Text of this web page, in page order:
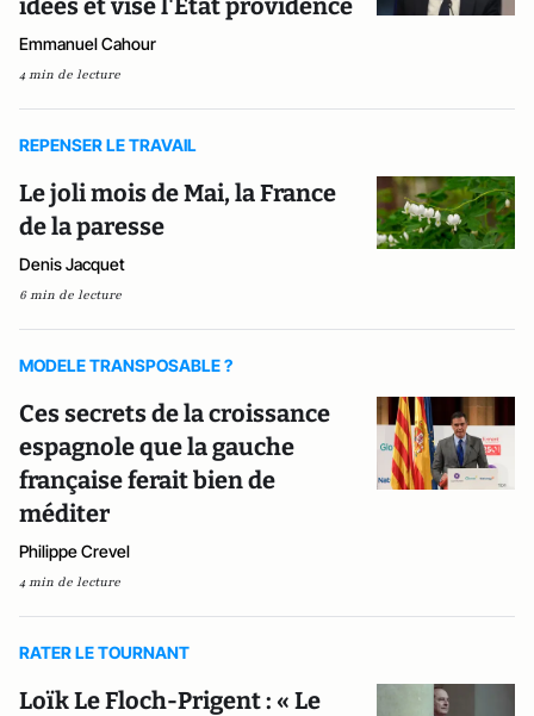
idées et vise l'Etat providence
Emmanuel Cahour
4 min de lecture
REPENSER LE TRAVAIL
Le joli mois de Mai, la France
de la paresse
Denis Jacquet
6 min de lecture
MODELE TRANSPOSABLE ?
Ces secrets de la croissance
espagnole que la gauche
française ferait bien de
méditer
Philippe Crevel
4 min de lecture
RATER LE TOURNANT
Loïk Le Floch-Prigent : « Le